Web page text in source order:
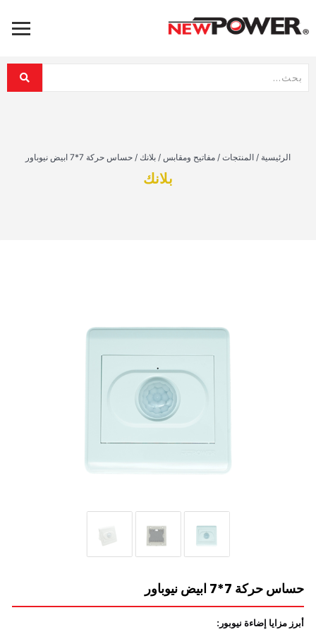
الرئيسية / المنتجات / مفاتيح ومقابس / بلانك / حساس حركة 7*7 ابيض نيوباور
بلانك
حساس حركة 7*7 ابيض نيوباور
أبرز مزايا إضاءة نيوبور: